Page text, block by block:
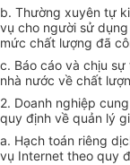
b. Thường xuyên tự
vụ cho người sử
mức chất lượng đã
c. Báo cáo và chịu
nhà nước về chất
2. Doanh nghiệp
quy định về quản lý
a. Hạch toán riêng
vụ Internet theo quy